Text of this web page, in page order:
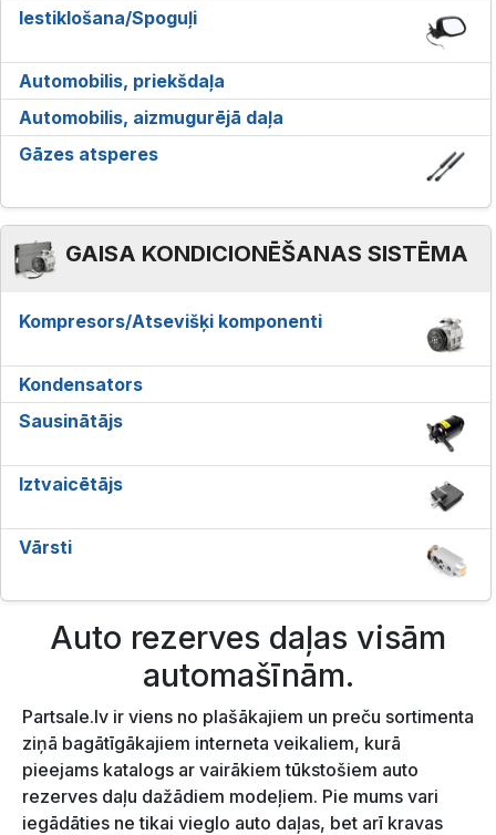
Iestiklošana/Spoguļi
Automobilis, priekšdaļa
Automobilis, aizmugurējā daļa
Gāzes atsperes
GAISA KONDICIONĒŠANAS SISTĒMA
Kompresors/Atsevišķi komponenti
Kondensators
Sausinātājs
Iztvaicētājs
Vārsti
Auto rezerves daļas visām
automašīnām.
Partsale.lv ir viens no plašākajiem un preču sortimenta
ziņā bagātīgākajiem interneta veikaliem, kurā
pieejams katalogs ar vairākiem tūkstošiem auto
rezerves daļu dažādiem modeļiem. Pie mums vari
iegādāties ne tikai vieglo auto daļas, bet arī kravas